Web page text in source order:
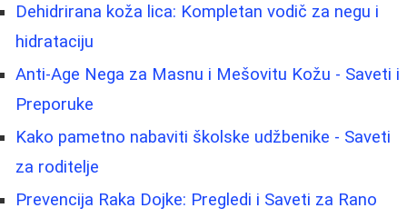
Dehidrirana koža lica: Kompletan vodič za negu i
hidrataciju
Anti-Age Nega za Masnu i Mešovitu Kožu - Saveti i
Preporuke
Kako pametno nabaviti školske udžbenike - Saveti
za roditelje
Prevencija Raka Dojke: Pregledi i Saveti za Rano